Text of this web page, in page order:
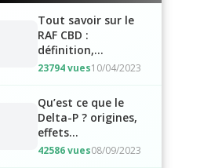
Tout savoir sur le
RAF CBD :
définition,...
23794 vues10/04/2023
Qu’est ce que le
Delta-P ? origines,
effets…
42586 vues08/09/2023